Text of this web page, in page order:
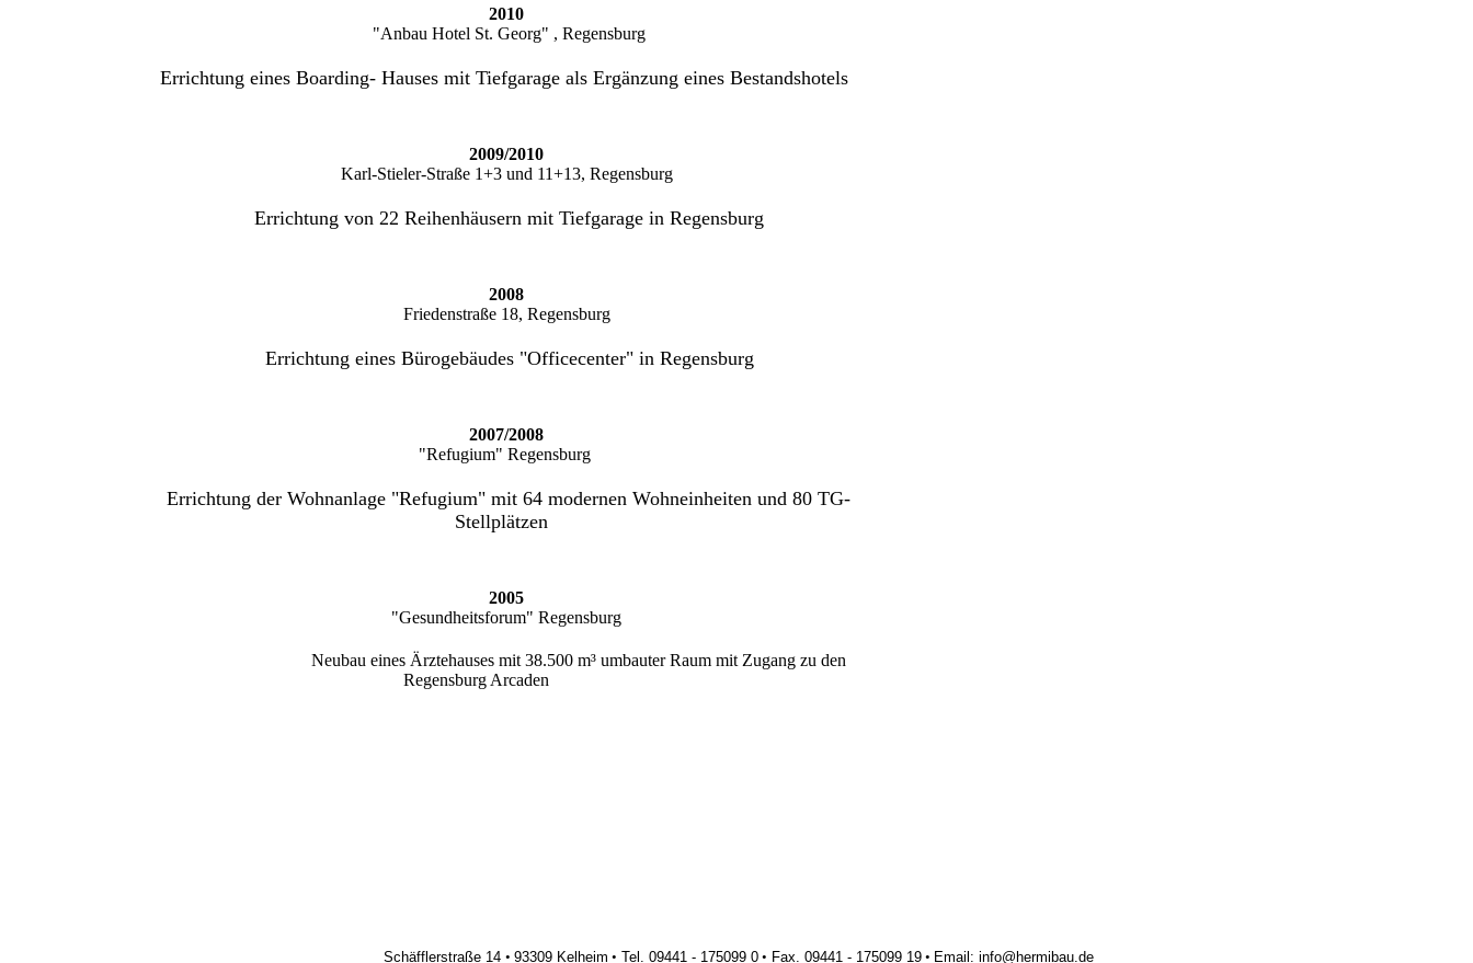
2010
"Anbau Hotel St. Georg" , Regensburg
Errichtung eines Boarding- Hauses mit Tiefgarage als Ergänzung eines Bestandshotels
2009/2010
Karl-Stieler-Straße 1+3 und 11+13, Regensburg
Errichtung von 22 Reihenhäusern mit Tiefgarage in Regensburg
2008
Friedenstraße 18, Regensburg
Errichtung eines Bürogebäudes "Officecenter" in Regensburg
2007/2008
"Refugium" Regensburg
Errichtung der Wohnanlage "Refugium" mit 64 modernen Wohneinheiten und 80 TG-
Stellplätzen
2005
"Gesundheitsforum" Regensburg
Neubau eines Ärztehauses mit 38.500 m³ umbauter Raum mit Zugang zu den
Regensburg Arcaden
Schäfflerstraße 14 • 93309 Kelheim • Tel. 09441 - 175099 0• Fax. 09441 - 175099 19• Email: info@hermibau.de